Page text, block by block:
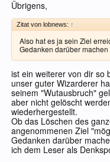
Übrigens,
Zitat von lobnews: ↑
Also hat es ja sein Ziel
Gedanken darüber machen
ist ein weiterer von dir so
unser guter Wizarderer
seinem "Wutausbruch"
aber nicht gelöscht
wiederhergestellt.
Ob das Löschen des
angenommenen Ziel
Gedanken darüber
ich dem Leser als